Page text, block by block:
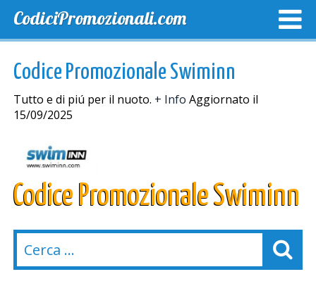
CodiciPromozionali.com
Codice Promozionale Swiminn
Tutto e di piú per il nuoto. + Info Aggiornato il
15/09/2025
Codice Promozionale Swiminn